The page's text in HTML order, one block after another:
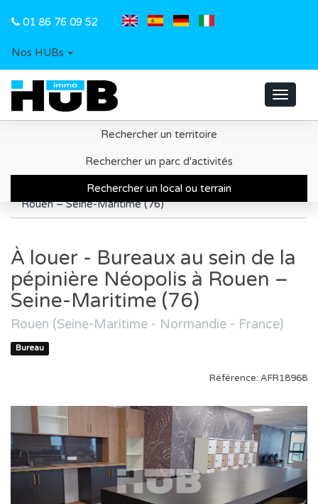
01 86 76 09 52
Nos HUBs
Toggle
Rechercher un territoire
Rechercher un parc d'activités
Rechercher un local ou terrain
Recherche d'un local ou d'un terrain
Métropole de Rouen
À louer - Bureaux au sein de la pépinière Néopolis à
Rouen – Seine-Maritime (76)
À louer - Bureaux au sein de la
pépinière Néopolis à Rouen –
Seine-Maritime (76)
Rouen (Seine-Maritime - Normandie - France)
Bureau
Référence: AFR18968